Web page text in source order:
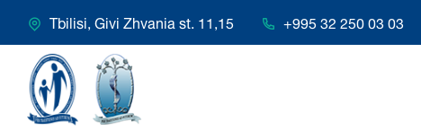
Tbilisi, Givi Zhvania st. 11,15 +995 32 250 03 03